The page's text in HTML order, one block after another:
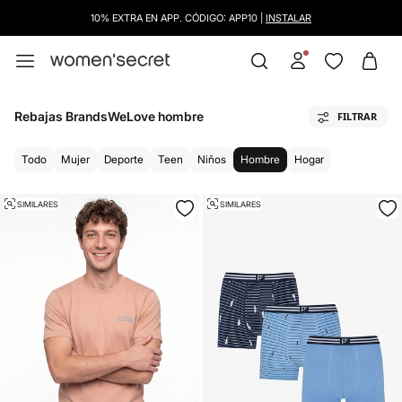
10% EXTRA EN APP. CÓDIGO: APP10 | INSTALAR
Rebajas BrandsWeLove hombre FILTRAR
Todo Mujer Deporte Teen Niños Hombre Hogar
SIMILARES SIMILARES